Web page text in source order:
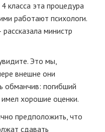
класса эта процедура
работают психологи.
министр
Это мы,
внешне они
обманчив: погибший
хорошие оценки.
предположить, что
сдавать